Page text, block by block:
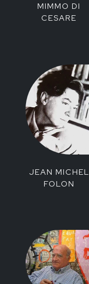
MIMMO DI
CESARE
JEAN MICHEL
FOLON